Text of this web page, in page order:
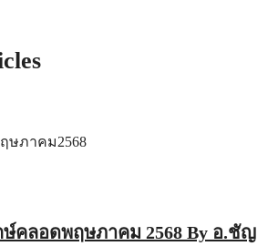
คลอดพฤษภาคม 2568 By อ.ชัญ